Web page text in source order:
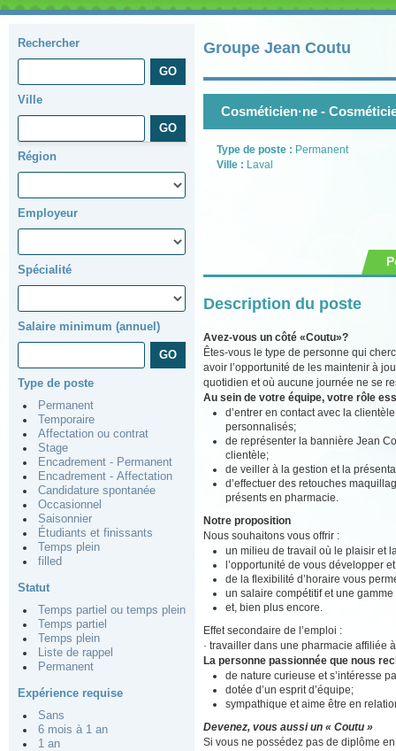
Rechercher
Ville
Région
Employeur
Spécialité
Salaire minimum (annuel)
Type de poste
Permanent
Temporaire
Affectation ou contrat
Stage
Encadrement - Permanent
Encadrement - Affectation
Candidature spontanée
Occasionnel
Saisonnier
Étudiants et finissants
Temps plein
filled
Statut
Temps partiel ou temps plein
Temps partiel
Temps plein
Liste de rappel
Permanent
Expérience requise
Sans
6 mois à 1 an
1 an
Groupe Jean Coutu
Cosméticien·ne -
Type de poste : Permanent
Ville : Laval
Description du poste
Avez-vous un côté «Coutu»?
Êtes-vous le type de personne qui
avoir l’opportunité de les maintenir à
quotidien et où aucune journée ne se
Au sein de votre équipe, votre rôle
d’entrer en contact avec la
personnalisés;
de représenter la bannière Jean
clientèle;
de veiller à la gestion et la
d’effectuer des retouches
présents en pharmacie.
Notre proposition
Nous souhaitons vous offrir :
un milieu de travail où le plaisir et
l’opportunité de vous développer
de la flexibilité d’horaire vous
un salaire compétitif et une gamme
et, bien plus encore.
Effet secondaire de l’emploi :
· travailler dans une pharmacie affiliée
La personne passionnée que nous
de nature curieuse et s’intéresse
dotée d’un esprit d’équipe;
sympathique et aime être en
Devenez, vous aussi un « Coutu »
Si vous ne possédez pas de diplôme